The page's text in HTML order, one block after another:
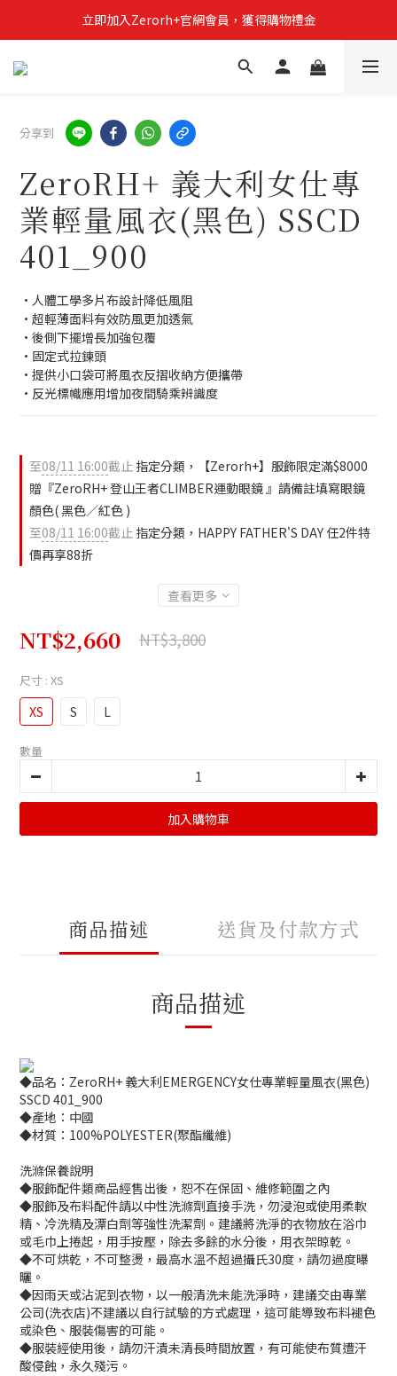
立即加入Zerorh+官網會員，獲得購物禮金
立即加入Zerorh+官網會員，獲得購物禮金
Zerorh+期間限定優惠全館滿15000折1500滿20000折2500
分享到
ZeroRH+ 義大利女仕專
業輕量風衣(黑色) SSCD
401_900
•人體工學多片布設計降低風阻
•超輕薄面料有效防風更加透氣
•後側下擺增長加強包覆
•固定式拉鍊頭
•提供小口袋可將風衣反摺收納方便攜帶
•反光標幟應用增加夜間騎乘辨識度
至08/11 16:00截止 指定分類，【Zerorh+】服飾限定滿$8000
贈『ZeroRH+ 登山王者CLIMBER運動眼鏡 』請備註填寫眼鏡
顏色( 黑色／紅色 )
至08/11 16:00截止 指定分類，HAPPY FATHER'S DAY 任2件特
價再享88折
查看更多
NT$2,660 NT$3,800
尺寸 : XS
XS S L
數量
加入購物車
商品描述 送貨及付款方式
商品描述
◆品名：ZeroRH+ 義大利EMERGENCY女仕專業輕量風衣(黑色)
SSCD 401_900
◆產地：中國
◆材質：100%POLYESTER(聚酯纖維)
洗滌保養說明
◆服飾配件類商品經售出後，恕不在保固、維修範圍之內
◆服飾及布料配件請以中性洗滌劑直接手洗，勿浸泡或使用柔軟
精、冷洗精及漂白劑等強性洗潔劑。建議將洗淨的衣物放在浴巾
或毛巾上捲起，用手按壓，除去多餘的水分後，用衣架晾乾。
◆不可烘乾，不可整燙，最高水溫不超過攝氏30度，請勿過度曝
曬。
◆因雨天或沾泥到衣物，以一般清洗未能洗淨時，建議交由專業
公司(洗衣店)不建議以自行試驗的方式處理，這可能導致布料褪色
或染色、服裝傷害的可能。
◆服裝經使用後，請勿汗漬未清長時間放置，有可能使布質遭汗
酸侵蝕，永久殘污。